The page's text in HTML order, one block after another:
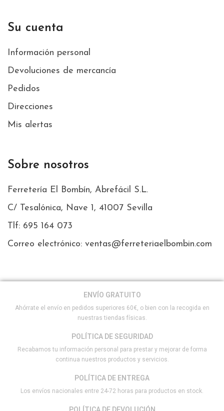
Su cuenta
Información personal
Devoluciones de mercancía
Pedidos
Direcciones
Mis alertas
Sobre nosotros
Ferretería El Bombín, Abrefácil S.L.
C/ Tesalónica, Nave 1, 41007 Sevilla
Tlf: 695 164 073
Correo electrónico: ventas@ferreteriaelbombin.com
ENVÍO GRATUITO
Ahórrate el envío en pedidos superiores 60€, o bien con la recogida en
nuestras tiendas físicas.
POLÍTICA DE SEGURIDAD
Recabamos tu información personal para prestar y mejorar de forma
continua nuestros productos y servicios.
POLÍTICA DE ENTREGA
Los envíos nacionales entre 24-72 horas para productos en stock.